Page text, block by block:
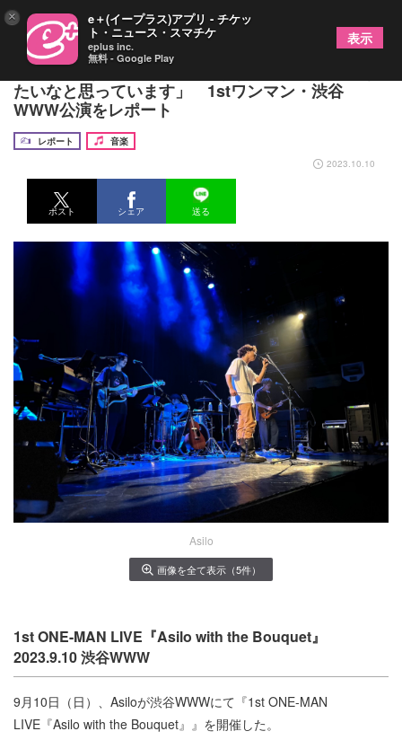
Asilo「みなさんをもっと大きな舞台に連れていき
たいなと思っています」 1stワンマン・渋谷
WWW公演をレポート
レポート
音楽
2023.10.10
ポスト シェア 送る
Asilo
画像を全て表示（5件）
1st ONE-MAN LIVE『Asilo with the Bouquet』
2023.9.10 渋谷WWW
9月10日（日）、Asiloが渋谷WWWにて『1st ONE-MAN
LIVE『Asilo with the Bouquet』』を開催した。
× e＋(イープラス)アプリ - チケッ
ト・ニュース・スマチケ
eplus inc.
無料 - Google Play
表示